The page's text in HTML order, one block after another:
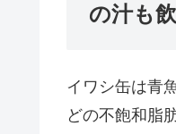
の汁も
イワシ缶は青
どの不飽和脂